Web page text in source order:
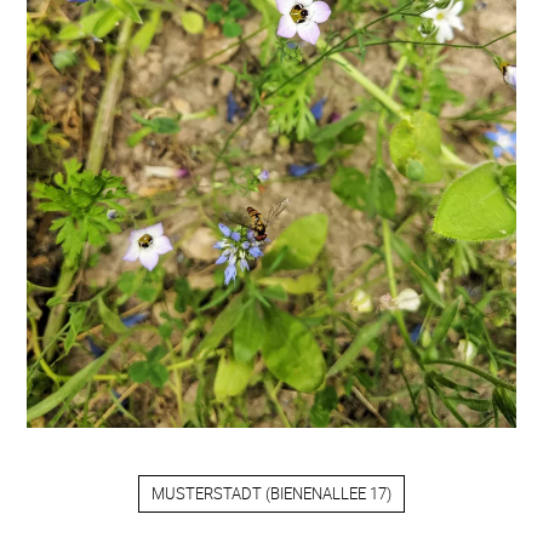
MUSTERSTADT (BIENENALLEE 17)